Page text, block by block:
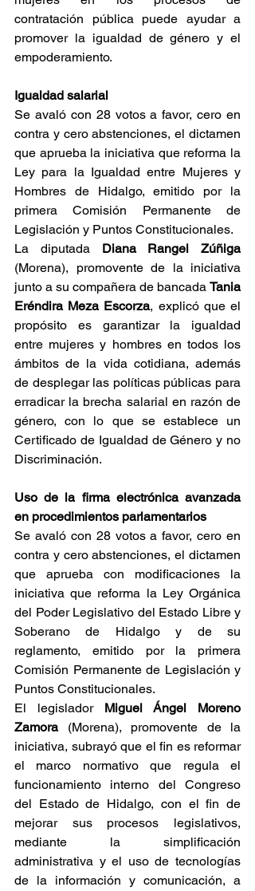
contratación pública puede ayudar a
promover la igualdad de género y el
empoderamiento.
Igualdad salarial
Se avaló con 28 votos a favor, cero en
contra y cero abstenciones, el dictamen
que aprueba la iniciativa que reforma la
Ley para la Igualdad entre Mujeres y
Hombres de Hidalgo, emitido por la
primera Comisión Permanente de
Legislación y Puntos Constitucionales.
La diputada
Diana Rangel Zúñiga
(Morena), promovente de la iniciativa
junto a su compañera de bancada Tania
Eréndira Meza Escorza, explicó que el
propósito es garantizar la igualdad
entre mujeres y hombres en todos los
ámbitos de la vida cotidiana, además
de desplegar las políticas públicas para
erradicar la brecha salarial en razón de
género, con lo que se establece un
Certificado de Igualdad de Género y no
Discriminación.
Uso de la firma electrónica avanzada
en procedimientos parlamentarios
Se avaló con 28 votos a favor, cero en
contra y cero abstenciones, el dictamen
que aprueba con modificaciones la
iniciativa que reforma la Ley Orgánica
del Poder Legislativo del Estado Libre y
Soberano de Hidalgo y de su
reglamento, emitido por la primera
Comisión Permanente de Legislación y
Puntos Constitucionales.
El legislador Miguel Ángel Moreno
Zamora (Morena), promovente de la
iniciativa, subrayó que el fin es reformar
el marco normativo que regula el
funcionamiento interno del Congreso
del Estado de Hidalgo, con el fin de
mejorar sus procesos legislativos,
mediante la simplificación
administrativa y el uso de tecnologías
de la información y comunicación, a